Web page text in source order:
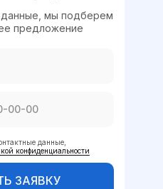
данные,
конфиденциальности
ЗАЯВКУ
данные, мы подберем
предложение